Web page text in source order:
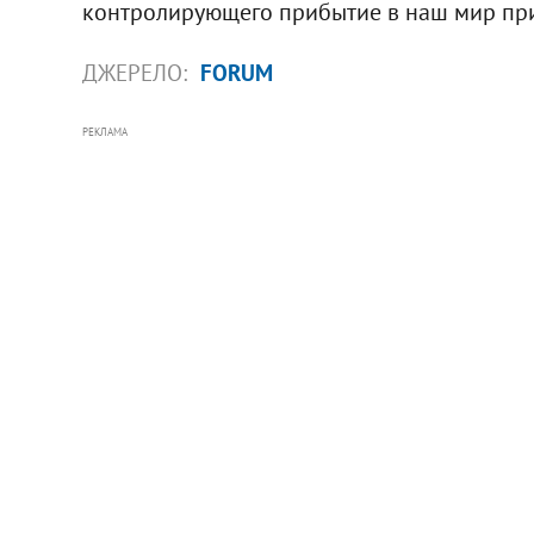
контролирующего прибытие в наш мир
ДЖЕРЕЛО: FORUM
РЕКЛАМА